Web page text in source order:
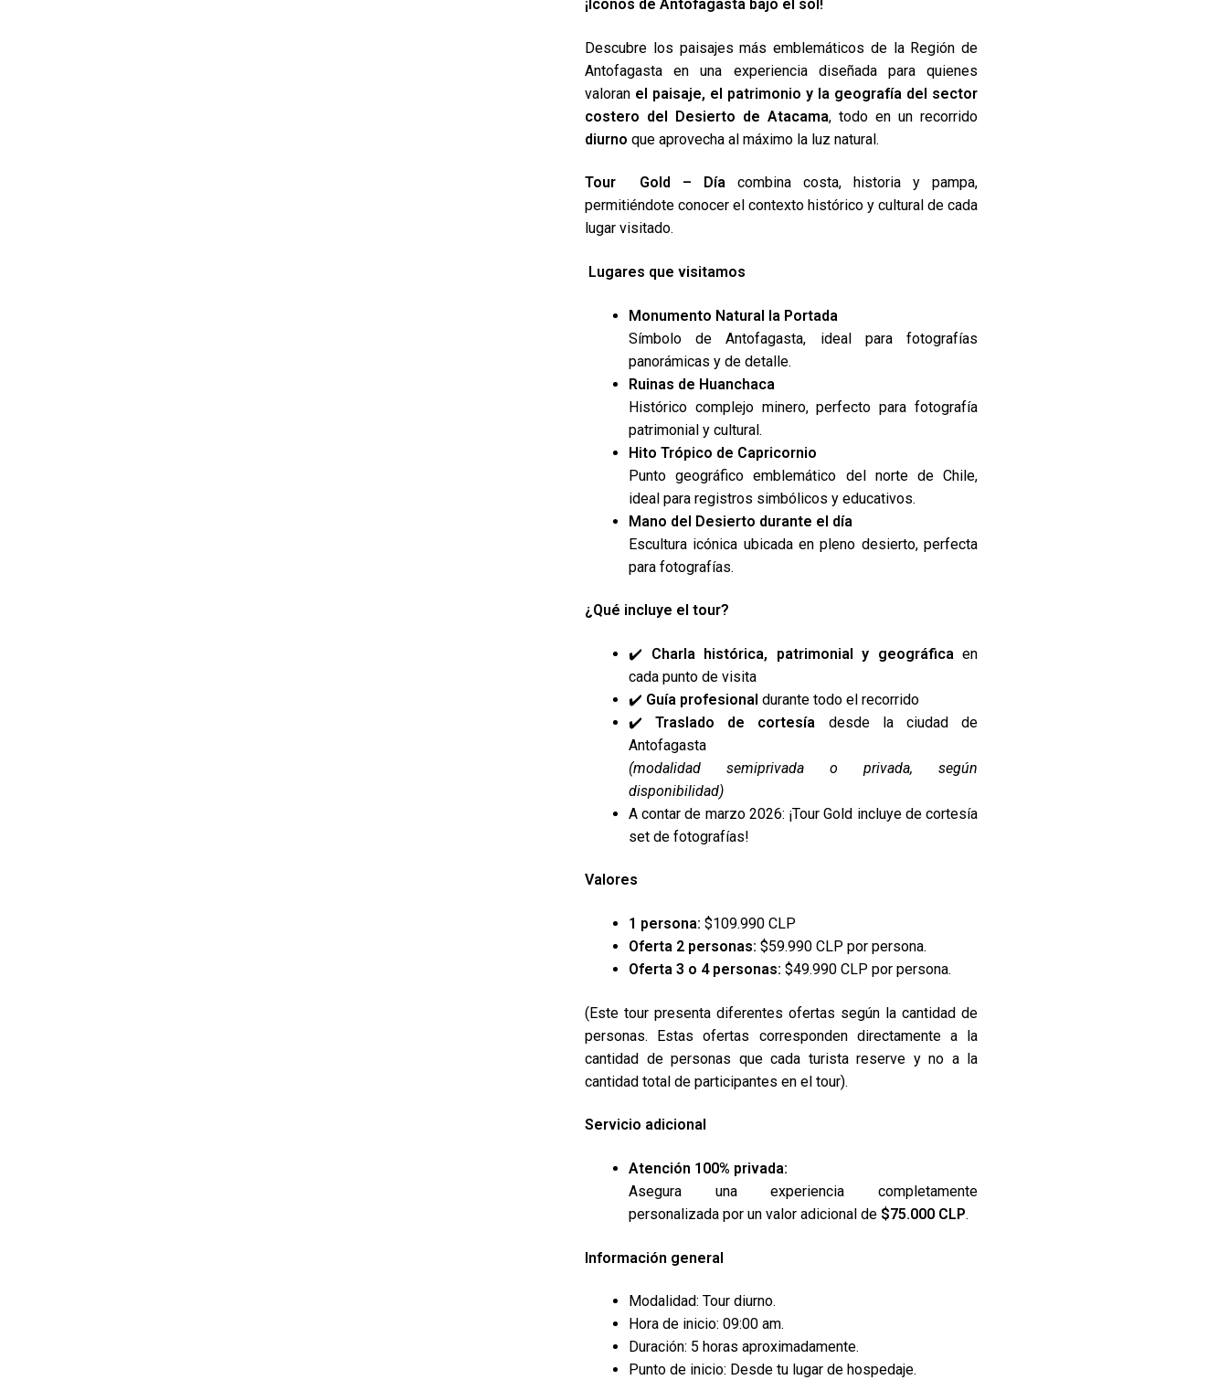
¡Íconos de Antofagasta bajo el sol!
Descubre los paisajes más emblemáticos de la Región de
Antofagasta en una experiencia diseñada para quienes
valoran el paisaje, el patrimonio y la geografía del sector
costero del Desierto de Atacama, todo en un recorrido
diurno que aprovecha al máximo la luz natural.
Tour Gold – Día combina costa, historia y pampa,
permitiéndote conocer el contexto histórico y cultural de cada
lugar visitado.
Lugares que visitamos
Monumento Natural la Portada
Símbolo de Antofagasta, ideal para fotografías
panorámicas y de detalle.
Ruinas de Huanchaca
Histórico complejo minero, perfecto para fotografía
patrimonial y cultural.
Hito Trópico de Capricornio
Punto geográfico emblemático del norte de Chile,
ideal para registros simbólicos y educativos.
Mano del Desierto durante el día
Escultura icónica ubicada en pleno desierto, perfecta
para fotografías.
¿Qué incluye el tour?
✔️ Charla histórica, patrimonial y geográfica en
cada punto de visita
✔️ Guía profesional durante todo el recorrido
✔️Traslado de cortesía desde la ciudad de
Antofagasta
(modalidad semiprivada o privada, según
disponibilidad)
A contar de marzo 2026: ¡Tour Gold incluye de cortesía
set de fotografías!
Valores
1 persona: $109.990 CLP
Oferta 2 personas: $59.990 CLP por persona.
Oferta 3 o 4 personas: $49.990 CLP por persona.
(Este tour presenta diferentes ofertas según la cantidad de
personas. Estas ofertas corresponden directamente a la
cantidad de personas que cada turista reserve y no a la
cantidad total de participantes en el tour).
Servicio adicional
Atención 100% privada:
Asegura una experiencia completamente
personalizada por un valor adicional de $75.000 CLP.
Información general
Modalidad: Tour diurno.
Hora de inicio: 09:00 am.
Duración: 5 horas aproximadamente.
Punto de inicio: Desde tu lugar de hospedaje.